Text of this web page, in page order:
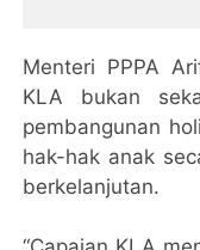
Menteri PPPA
KLA bukan
pembangunan
hak-hak anak
berkelanjutan.